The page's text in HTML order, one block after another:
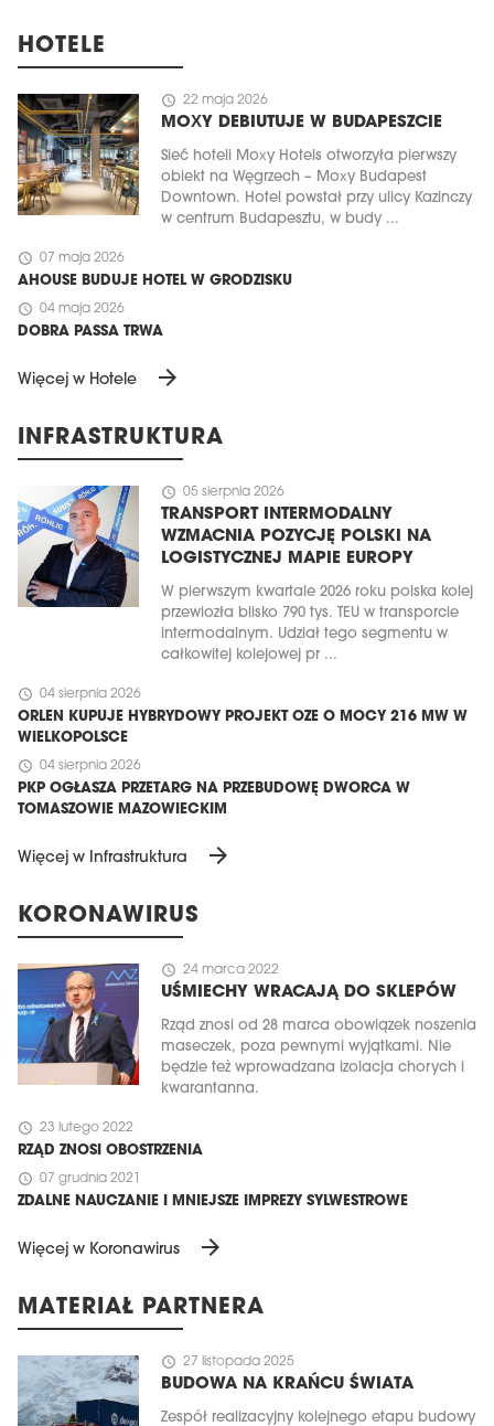
HOTELE
schedule 22 maja 2026
MOXY DEBIUTUJE W BUDAPESZCIE
Sieć hoteli Moxy Hotels otworzyła pierwszy
obiekt na Węgrzech – Moxy Budapest
Downtown. Hotel powstał przy ulicy Kazinczy
w centrum Budapesztu, w budy ...
schedule 07 maja 2026
AHOUSE BUDUJE HOTEL W GRODZISKU
schedule 04 maja 2026
DOBRA PASSA TRWA
Więcej w Hotele arrow_forward
INFRASTRUKTURA
schedule 05 sierpnia 2026
TRANSPORT INTERMODALNY
WZMACNIA POZYCJĘ POLSKI NA
LOGISTYCZNEJ MAPIE EUROPY
W pierwszym kwartale 2026 roku polska kolej
przewiozła blisko 790 tys. TEU w transporcie
intermodalnym. Udział tego segmentu w
całkowitej kolejowej pr ...
schedule 04 sierpnia 2026
ORLEN KUPUJE HYBRYDOWY PROJEKT OZE O MOCY 216 MW W
WIELKOPOLSCE
schedule 04 sierpnia 2026
PKP OGŁASZA PRZETARG NA PRZEBUDOWĘ DWORCA W
TOMASZOWIE MAZOWIECKIM
Więcej w Infrastruktura arrow_forward
KORONAWIRUS
schedule 24 marca 2022
UŚMIECHY WRACAJĄ DO SKLEPÓW
Rząd znosi od 28 marca obowiązek noszenia
maseczek, poza pewnymi wyjątkami. Nie
będzie też wprowadzana izolacja chorych i
kwarantanna.
schedule 23 lutego 2022
RZĄD ZNOSI OBOSTRZENIA
schedule 07 grudnia 2021
ZDALNE NAUCZANIE I MNIEJSZE IMPREZY SYLWESTROWE
Więcej w Koronawirus arrow_forward
MATERIAŁ PARTNERA
schedule 27 listopada 2025
BUDOWA NA KRAŃCU ŚWIATA
Zespół realizacyjny kolejnego etapu budowy